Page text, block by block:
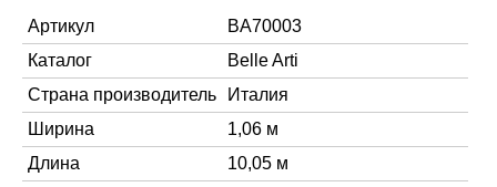
Артикул
BA70003
Каталог
Belle Arti
Страна производитель
Италия
Ширина
1,06 м
Длина
10,05 м